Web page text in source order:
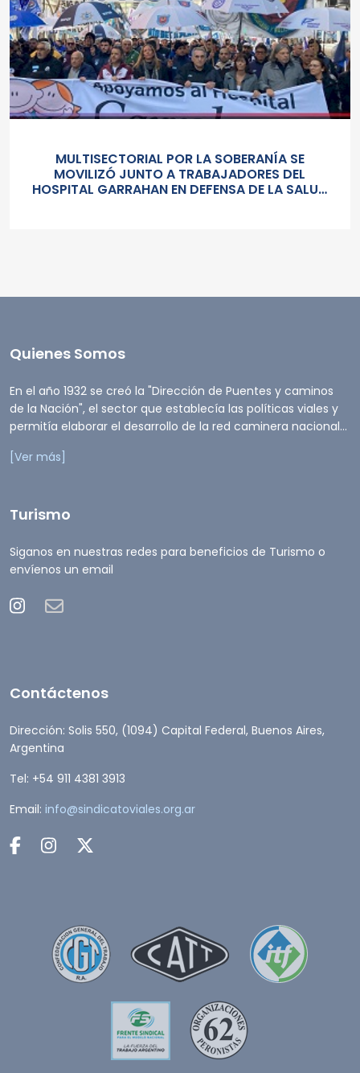
MULTISECTORIAL POR LA SOBERANÍA SE
MOVILIZÓ JUNTO A TRABAJADORES DEL
HOSPITAL GARRAHAN EN DEFENSA DE LA SALUD
Quienes Somos
En el año 1932 se creó la "Dirección de Puentes y caminos
de la Nación", el sector que establecía las políticas viales y
permitía elaborar el desarrollo de la red caminera nacional...
[Ver más]
Turismo
Siganos en nuestras redes para beneficios de Turismo o
envíenos un email
Contáctenos
Dirección: Solis 550, (1094) Capital Federal, Buenos Aires,
Argentina
Tel: +54 911 4381 3913
Email: info@sindicatoviales.org.ar